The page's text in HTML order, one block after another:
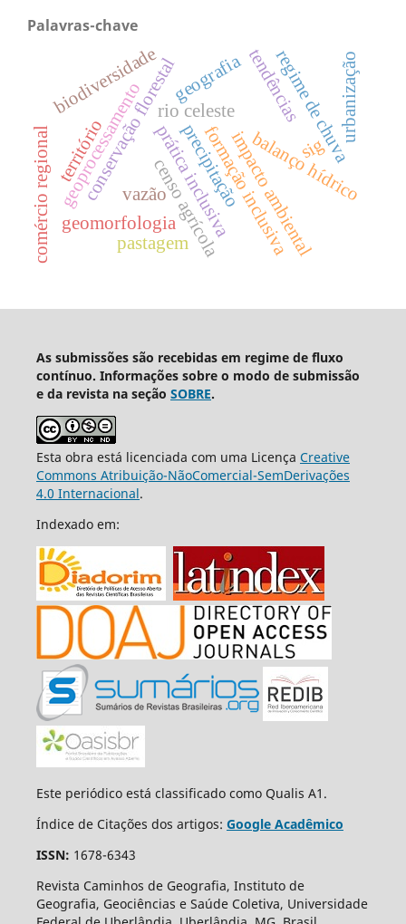
Palavras-chave
conservação florestal impacto ambiental
censo agrícola
biodiversidaderio celeste tendências
precipitação
vazão balanço hídrico
geomorfologia
geoprocessamento regime de chuva
território
comércio regional pastagem
urbanização
geografia
formação inclusiva
prática inclusiva sig
As submissões são recebidas em regime de fluxo
contínuo. Informações sobre o modo de submissão
e da revista na seção SOBRE.
Esta obra está licenciada com uma Licença Creative
Commons Atribuição-NãoComercial-SemDerivações
4.0 Internacional.
Indexado em:
Este periódico está classificado como Qualis A1.
Índice de Citações dos artigos: Google Acadêmico
ISSN: 1678-6343
Revista Caminhos de Geografia, Instituto de
Geografia, Geociências e Saúde Coletiva, Universidade